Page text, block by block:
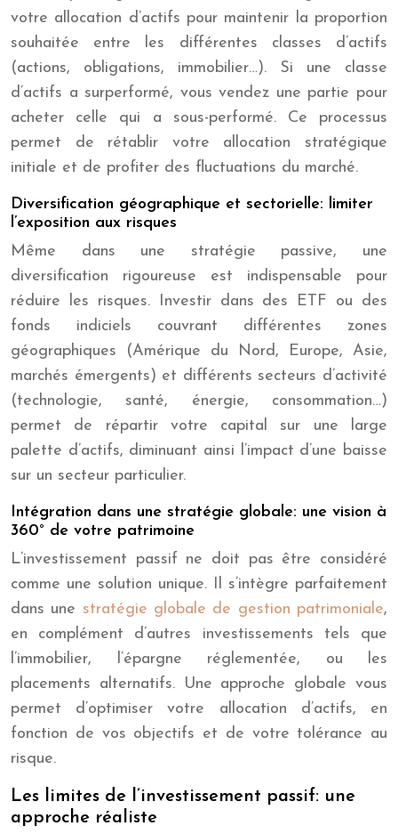
votre allocation d’actifs pour maintenir la proportion
souhaitée entre les différentes classes d’actifs
(actions, obligations, immobilier…). Si une classe
d’actifs a surperformé, vous vendez une partie pour
acheter celle qui a sous-performé. Ce processus
permet de rétablir votre allocation stratégique
initiale et de profiter des fluctuations du marché.
Diversification géographique et sectorielle: limiter
l’exposition aux risques
Même dans une stratégie passive, une
diversification rigoureuse est indispensable pour
réduire les risques. Investir dans des ETF ou des
fonds indiciels couvrant différentes zones
géographiques (Amérique du Nord, Europe, Asie,
marchés émergents) et différents secteurs d’activité
(technologie, santé, énergie, consommation…)
permet de répartir votre capital sur une large
palette d’actifs, diminuant ainsi l’impact d’une baisse
sur un secteur particulier.
Intégration dans une stratégie globale: une vision à
360° de votre patrimoine
L’investissement passif ne doit pas être considéré
comme une solution unique. Il s’intègre parfaitement
dans une stratégie globale de gestion patrimoniale,
en complément d’autres investissements tels que
l’immobilier, l’épargne réglementée, ou les
placements alternatifs. Une approche globale vous
permet d’optimiser votre allocation d’actifs, en
fonction de vos objectifs et de votre tolérance au
risque.
Les limites de l’investissement passif: une
approche réaliste